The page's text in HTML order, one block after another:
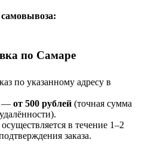
по Самаре
по указанному адресу в
— от 500 рублей (точная сумма
в течение 1–2
заказа.